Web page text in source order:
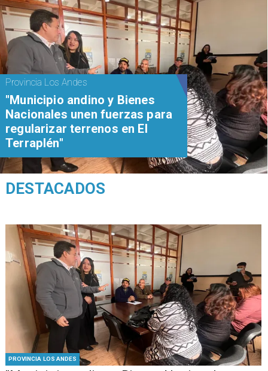
PROVINCIA LOS ANDES
Provincia Los Andes
"Municipio andino y Bienes
Nacionales unen fuerzas para
regularizar terrenos en El
Terraplén"
DESTACADOS